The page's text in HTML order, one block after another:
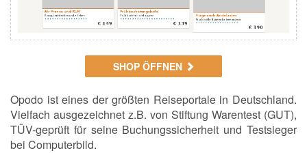
SHOP ÖFFNEN
Opodo ist eines der größten Reiseportale in Deutschland.
Vielfach ausgezeichnet z.B. von Stiftung Warentest (GUT),
TÜV-geprüft für seine Buchungssicherheit und Testsieger
bei Computerbild.